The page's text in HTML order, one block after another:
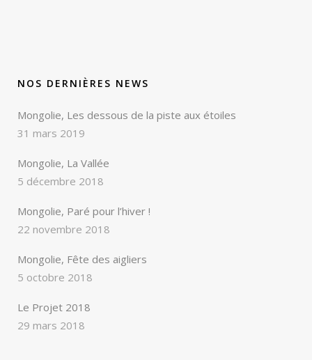
NOS DERNIÈRES NEWS
Mongolie, Les dessous de la piste aux étoiles
31 mars 2019
Mongolie, La Vallée
5 décembre 2018
Mongolie, Paré pour l’hiver !
22 novembre 2018
Mongolie, Fête des aigliers
5 octobre 2018
Le Projet 2018
29 mars 2018